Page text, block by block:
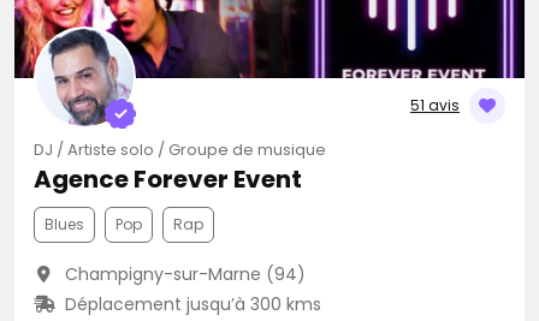
51 avis
DJ / Artiste solo / Groupe de musique
Agence Forever Event
Blues Pop Rap
Champigny-sur-Marne (94)
Déplacement jusqu’à 300 kms